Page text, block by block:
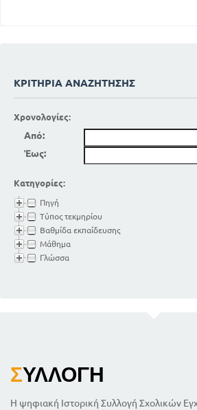
ΚΡΙΤΉΡΙΑ ΑΝΑΖΉΤΗΣΗΣ
Χρονολογίες:
Από:
Έως:
Κατηγορίες:
Πηγή
Τύπος τεκμηρίου
Βαθμίδα εκπαίδευσης
Μάθημα
Γλώσσα
ΣΥΛΛΟΓΉ
Η ψηφιακή Ιστορική Συλλογή Σχολικών